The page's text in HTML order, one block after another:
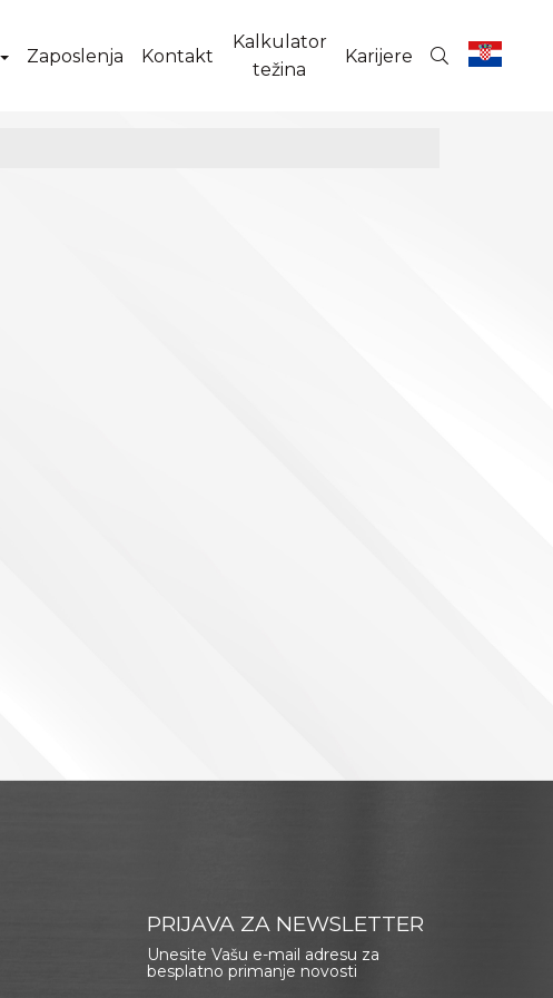
Zaposlenja Kontakt
Kalkulator
težina
Karijere
PRIJAVA ZA NEWSLETTER
Unesite Vašu e-mail adresu za
besplatno primanje novosti